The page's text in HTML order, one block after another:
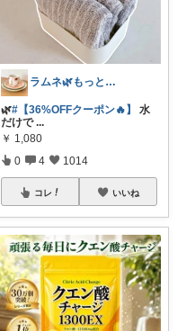
ラムネ🌿もっと快適な暮らし 𖠿
🌿#【36%OFFクーポン🔥】
水
だけで ...
￥ 1,080
0 4 1014
コレ いいね